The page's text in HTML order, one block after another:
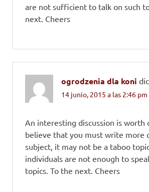
are not sufficient to talk on such
next. Cheers
ogrodzenia dla koni
14 junio, 2015 a las 2:46 pm
An interesting discussion is worth
believe that you must write more
subject, it may not be a taboo
individuals are not enough to
topics. To the next. Cheers